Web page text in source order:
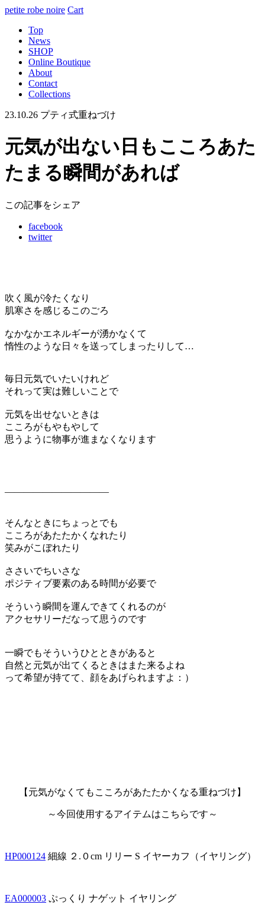
petite robe noire Cart
Top
News
SHOP
Online Boutique
About
Contact
Collections
23.10.26 プティ式重ねづけ
元気が出ない日もこころあた
たまる瞬間があれば
この記事をシェア
facebook
twitter
吹く風が冷たくなり
肌寒さを感じるこのごろ
なかなかエネルギーが湧かなくて
惰性のような日々を送ってしまったりして…
毎日元気でいたいけれど
それって実は難しいことで
元気を出せないときは
こころがもやもやして
思うように物事が進まなくなります
———————————
そんなときにちょっとでも
こころがあたたかくなれたり
笑みがこぼれたり
ささいでちいさな
ポジティブ要素のある時間が必要で
そういう瞬間を運んできてくれるのが
アクセサリーだなって思うのです
一瞬でもそういうひとときがあると
自然と元気が出てくるときはまた来るよね
って希望が持てて、顔をあげられますよ：）
【元気がなくてもこころがあたたかくなる重ねづけ】
～今回使用するアイテムはこちらです～
HP000124 細線 ２.０cm リリー S イヤーカフ（イヤリング）
EA000003 ぷっくり ナゲット イヤリング